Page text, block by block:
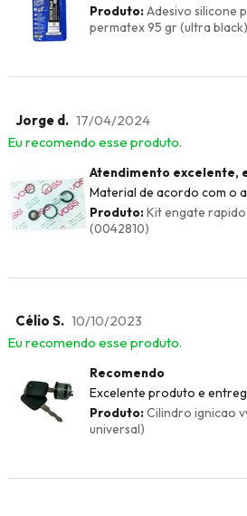
Produto:Adesivo silicone
permatex 95 gr (ultra black)
Jorge d. 17/04/2024
Eu recomendo esse produto.
Atendimento
Material de acordo com o
Produto:Kit engate
(0042810)
Célio S. 10/10/2023
Eu recomendo esse produto.
Recomendo
Excelente produto e
Produto:Cilindro ignicao
universal)